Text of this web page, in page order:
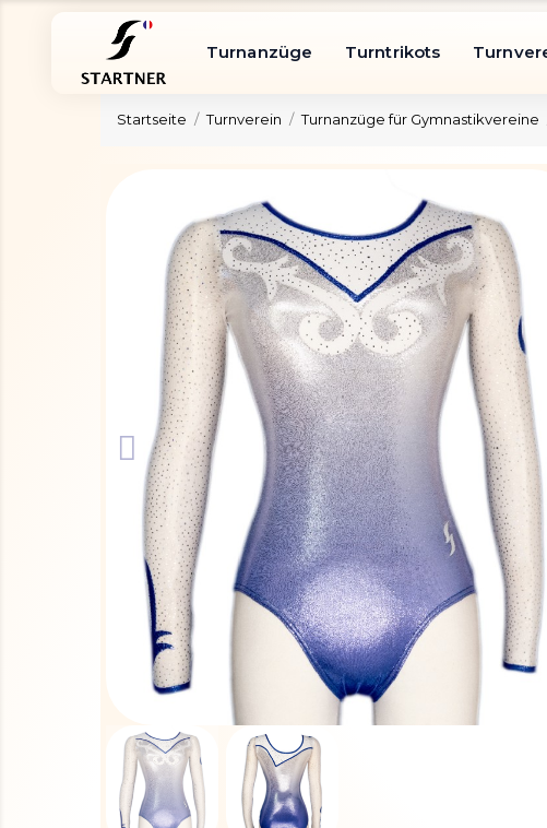
Turnanzüge Turntrikots
Startseite Turnverein Turnanzüge für Gymnastikvereine